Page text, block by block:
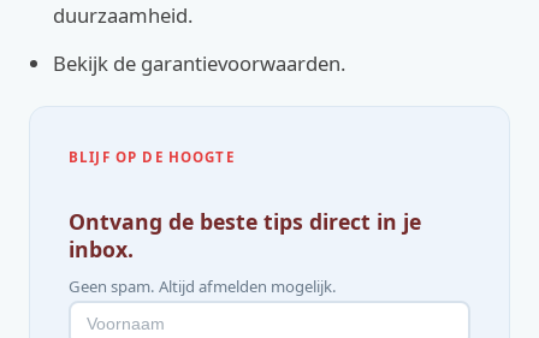
duurzaamheid.
Bekijk de garantievoorwaarden.
BLIJF OP DE HOOGTE
Ontvang de beste tips direct in je
inbox.
Geen spam. Altijd afmelden mogelijk.